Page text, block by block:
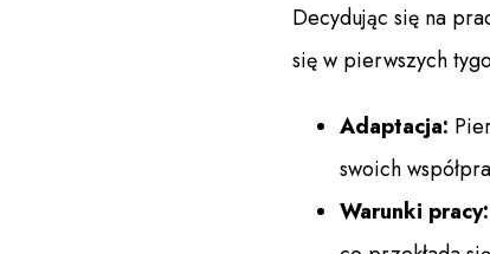
Decydując się na
się w pierwszych
Adaptacja:
swoich
Warunki pracy: